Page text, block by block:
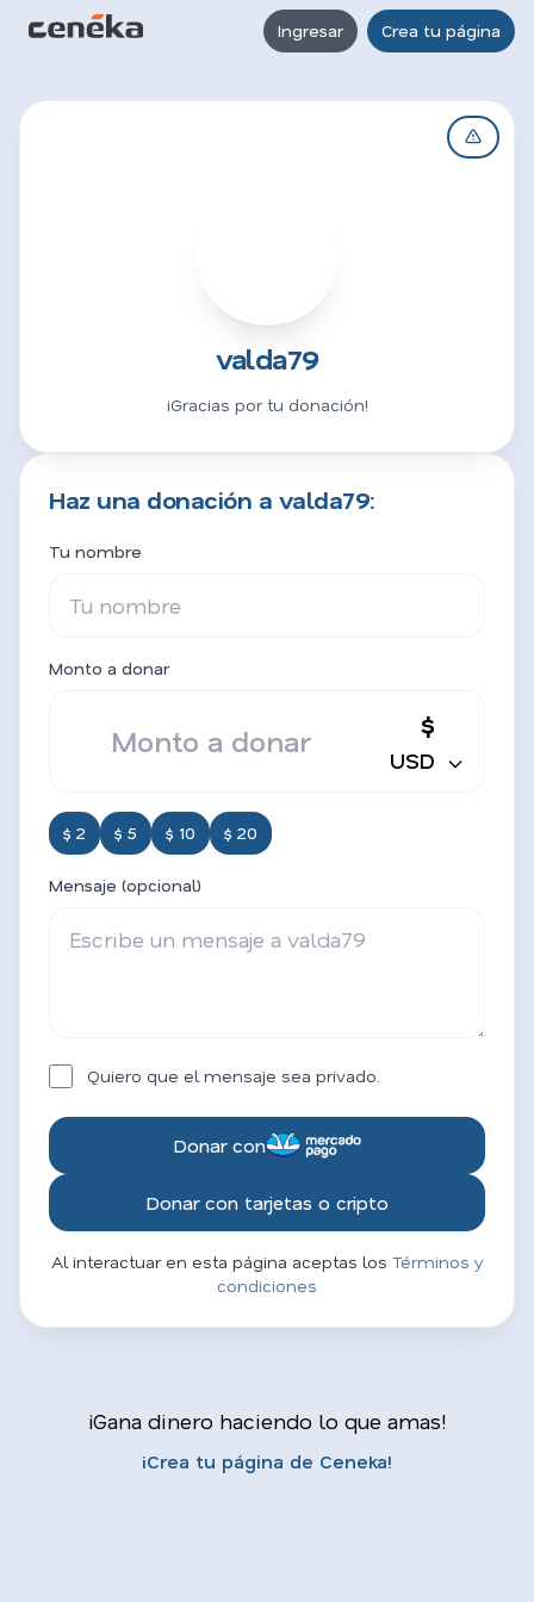
Ingresar Crea tu página
valda79
¡Gracias por tu donación!
Haz una donación a valda79:
Tu nombre
Monto a donar
$
USD
$ 2 $ 5 $ 10 $ 20
Mensaje (opcional)
Quiero que el mensaje sea privado.
Donar con
Donar con tarjetas o cripto
Al interactuar en esta página aceptas los Términos y
condiciones
¡Gana dinero haciendo lo que amas!
¡Crea tu página de Ceneka!